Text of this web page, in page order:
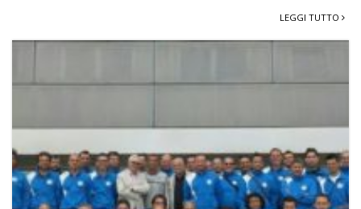
LEGGI TUTTO